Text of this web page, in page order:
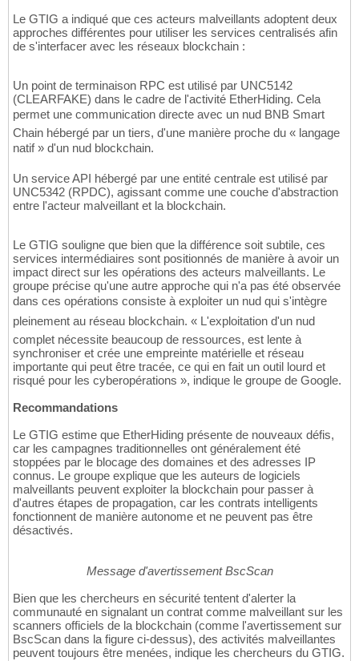
Le GTIG a indiqué que ces acteurs malveillants adoptent deux
approches différentes pour utiliser les services centralisés afin
de s'interfacer avec les réseaux blockchain :
Un point de terminaison RPC est utilisé par UNC5142
(CLEARFAKE) dans le cadre de l'activité EtherHiding. Cela
permet une communication directe avec un nud BNB Smart
Chain hébergé par un tiers, d'une manière proche du « langage
natif » d'un nud blockchain.
Un service API hébergé par une entité centrale est utilisé par
UNC5342 (RPDC), agissant comme une couche d'abstraction
entre l'acteur malveillant et la blockchain.
Le GTIG souligne que bien que la différence soit subtile, ces
services intermédiaires sont positionnés de manière à avoir un
impact direct sur les opérations des acteurs malveillants. Le
groupe précise qu'une autre approche qui n'a pas été observée
dans ces opérations consiste à exploiter un nud qui s'intègre
pleinement au réseau blockchain. « L'exploitation d'un nud
complet nécessite beaucoup de ressources, est lente à
synchroniser et crée une empreinte matérielle et réseau
importante qui peut être tracée, ce qui en fait un outil lourd et
risqué pour les cyberopérations », indique le groupe de Google.
Recommandations
Le GTIG estime que EtherHiding présente de nouveaux défis,
car les campagnes traditionnelles ont généralement été
stoppées par le blocage des domaines et des adresses IP
connus. Le groupe explique que les auteurs de logiciels
malveillants peuvent exploiter la blockchain pour passer à
d'autres étapes de propagation, car les contrats intelligents
fonctionnent de manière autonome et ne peuvent pas être
désactivés.
Message d'avertissement BscScan
Bien que les chercheurs en sécurité tentent d'alerter la
communauté en signalant un contrat comme malveillant sur les
scanners officiels de la blockchain (comme l'avertissement sur
BscScan dans la figure ci-dessus), des activités malveillantes
peuvent toujours être menées, indique les chercheurs du GTIG.